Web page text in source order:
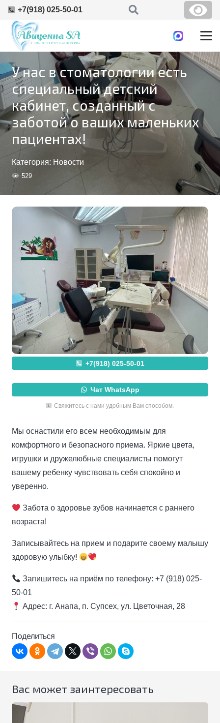
+7(918) 025-50-01
У нас в стоматологии есть
специальный детский
кабинет, созданный с
заботой о ваших маленьких
пациентах!
Категория: Новости
529
Мы оснастили его всем необходимым для
комфортного и безопасного приема. Яркие цвета,
игрушки и дружелюбные специалисты помогут
вашему ребенку чувствовать себя спокойно и
уверенно.
Забота о здоровье зубов начинается с раннего
возраста!
Записывайтесь на прием и подарите своему малышу
здоровую улыбку!
Запишитесь на приём по телефону: +7 (918) 025-
50-01
Адрес: г. Анапа, п. Супсех, ул. Цветочная, 28
Поделиться
+7(918) 025-50-01
Чат WhatsApp
Свяжитесь с нами удобным Вам способом.
Вас может заинтересовать